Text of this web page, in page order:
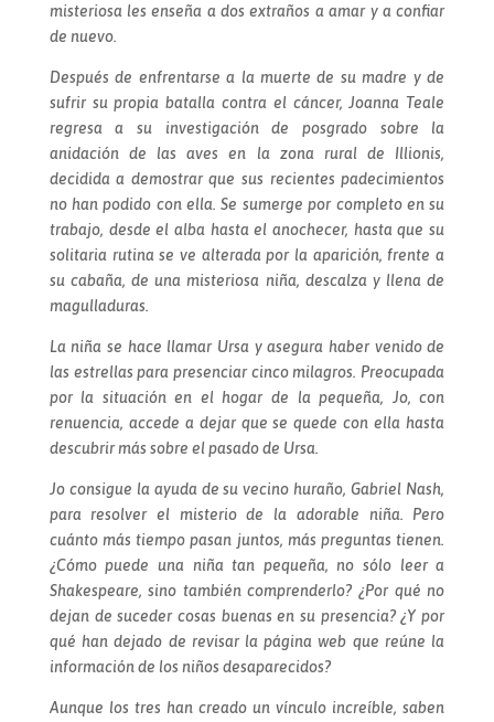
misteriosa les enseña a dos extraños a amar y a confiar
de nuevo.
Después de enfrentarse a la muerte de su madre y de
sufrir su propia batalla contra el cáncer, Joanna Teale
regresa a su investigación de posgrado sobre la
anidación de las aves en la zona rural de Illionis,
decidida a demostrar que sus recientes padecimientos
no han podido con ella. Se sumerge por completo en su
trabajo, desde el alba hasta el anochecer, hasta que su
solitaria rutina se ve alterada por la aparición, frente a
su cabaña, de una misteriosa niña, descalza y llena de
magulladuras.
La niña se hace llamar Ursa y asegura haber venido de
las estrellas para presenciar cinco milagros. Preocupada
por la situación en el hogar de la pequeña, Jo, con
renuencia, accede a dejar que se quede con ella hasta
descubrir más sobre el pasado de Ursa.
Jo consigue la ayuda de su vecino huraño, Gabriel Nash,
para resolver el misterio de la adorable niña. Pero
cuánto más tiempo pasan juntos, más preguntas tienen.
¿Cómo puede una niña tan pequeña, no sólo leer a
Shakespeare, sino también comprenderlo? ¿Por qué no
dejan de suceder cosas buenas en su presencia? ¿Y por
qué han dejado de revisar la página web que reúne la
información de los niños desaparecidos?
Aunque los tres han creado un vínculo increíble, saben